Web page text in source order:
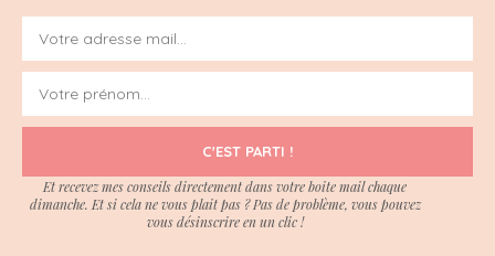
C'EST PARTI !
Et recevez mes conseils directement dans votre boite mail chaque
dimanche. Et si cela ne vous plait pas ? Pas de problème, vous pouvez
vous désinscrire en un clic !